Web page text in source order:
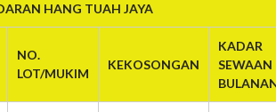
HANG TUAH JAYA
NO.
LOT/MUKIM
KEKOSONGAN
KADAR
SEWAAN